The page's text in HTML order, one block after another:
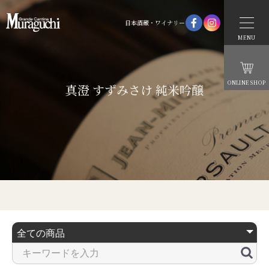
日本酒蔵・ワイナリー
MENU
ONLINE SHOP
真澄 すずみさけ 純米吟醸